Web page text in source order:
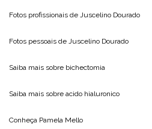
Fotos profissionais de Juscelino Dourado
Fotos pessoais de Juscelino Dourado
Saiba mais sobre bichectomia
Saiba mais sobre acido hialuronico
Conheça Pamela Mello